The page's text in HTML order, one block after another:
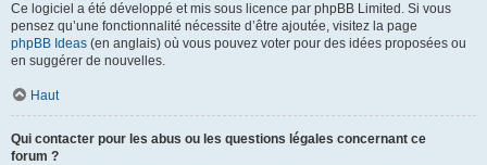
Ce logiciel a été développé et mis sous licence par phpBB Limited. Si vous
pensez qu’une fonctionnalité nécessite d’être ajoutée, visitez la page
phpBB Ideas (en anglais) où vous pouvez voter pour des idées proposées ou
en suggérer de nouvelles.
Haut
Qui contacter pour les abus ou les questions légales concernant ce
forum ?